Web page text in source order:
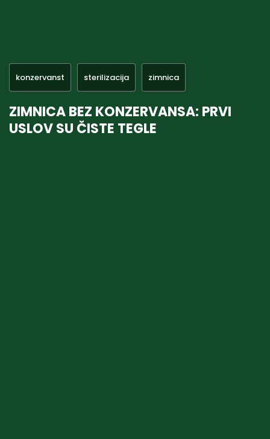
konzervanst sterilizacija zimnica
ZIMNICA BEZ KONZERVANSA: PRVI
USLOV SU ČISTE TEGLE